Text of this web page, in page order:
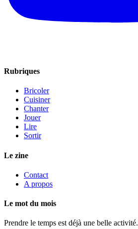
Rubriques
Bricoler
Cuisiner
Chanter
Jouer
Lire
Sortir
Le zine
Contact
A propos
Le mot du mois
Prendre le temps est déjà une belle activité.